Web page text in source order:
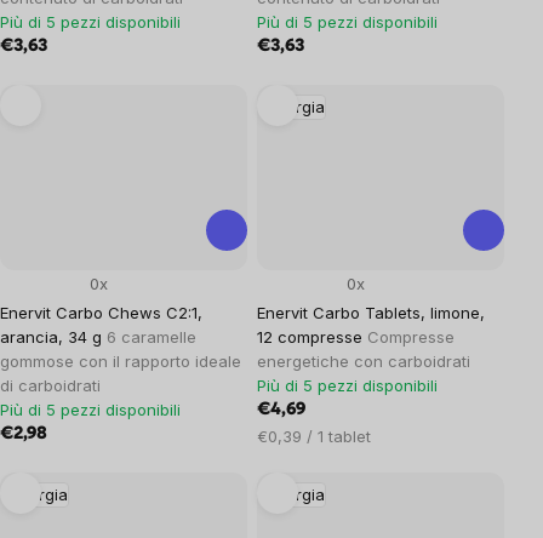
Più di 5 pezzi disponibili
€3,63
Più di 5 pezzi disponibili
€3,63
Enervit Carbo Chews C2:1,
arancia, 34 g 6 caramelle
gommose con il rapporto ideale
di carboidrati
0x
Più di 5 pezzi disponibili
€2,98
Energia
Enervit Carbo Tablets, limone,
12 compresse Compresse
energetiche con carboidrati
0x
Più di 5 pezzi disponibili
€4,69
Prezzo
€0,39 / 1 tablet
Energia Energia